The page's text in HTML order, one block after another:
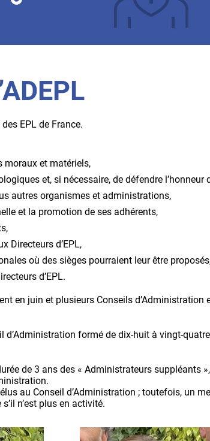
EPL de France.
moraux et matériels,
et, si nécessaire, de défendre l’honneur
autres organismes et administrations,
et la promotion de ses adhérents,
Directeurs d’EPL,
où des sièges pourraient leur être
d’EPL.
en juin et plusieurs Conseils
formé de dix-huit à vingt-
de 3 ans des « Administrateurs
au Conseil d’Administration ; toutefois, un
n’est plus en activité.